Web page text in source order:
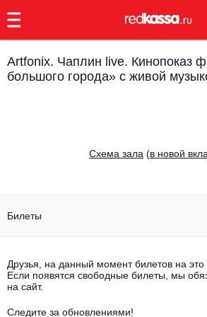
Выбрать мероприятие
Выбрать другой город
23:00
Заказать
обратный
Rap, hip-hop, RnB
Концерты на теплоходе
Поэтический вечер
Все события
Artfonix. Чаплин live. Кинопоказ
большого города» с живой
Cхема зала (в новой
Билеты
Друзья, на данный момент билетов на это
Если появятся свободные билеты, мы
на сайт.
Следите за обновлениями!